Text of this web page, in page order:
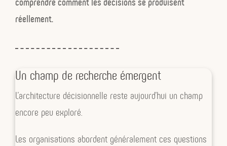
système, cartographier les mécanismes
réels, structurer les arbitrages et
réellement.
Un champ de recherche émergent
L’architecture décisionnelle reste aujourd’hui un champ
encore peu exploré.
Les organisations abordent généralement ces questions